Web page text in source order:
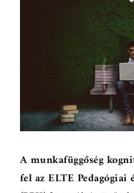
A munkafüggőség
fel az ELTE